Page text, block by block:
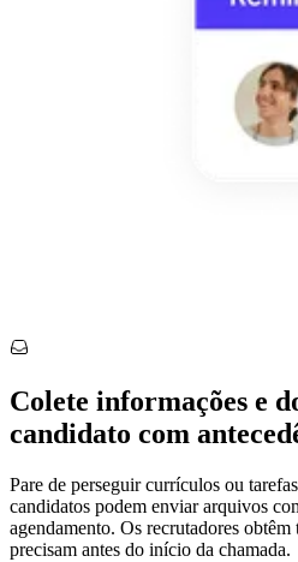
Colete informações e
candidato com
Pare de perseguir currículos ou
candidatos podem enviar arquivos
agendamento. Os recrutadores
precisam antes do início da chamada.